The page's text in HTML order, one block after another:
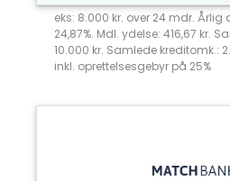
eks: 8.000 kr. over 24 mdr. Årlig
24,87%. Mdl. ydelse: 416,67 kr.
10.000 kr. Samlede kreditomk.:
inkl. oprettelsesgebyr på 25%